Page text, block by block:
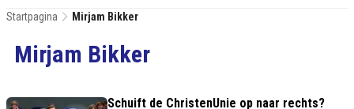
Startpagina Mirjam Bikker
Mirjam Bikker
Schuift de ChristenUnie op naar rechts?